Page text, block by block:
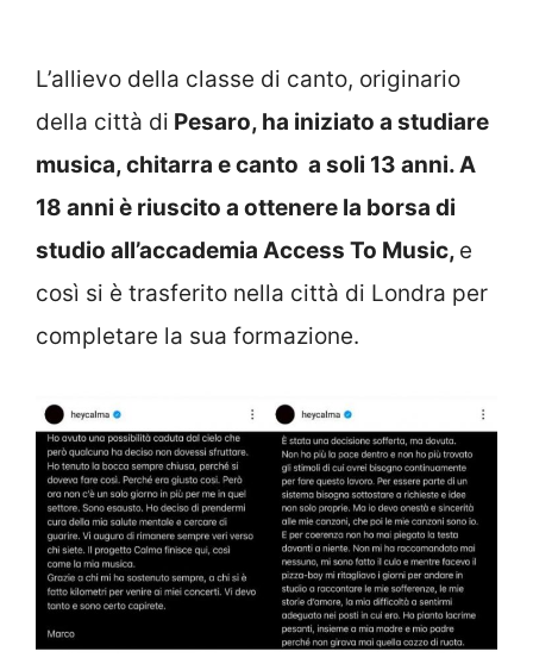
L’allievo della classe di canto, originario
della città di Pesaro, ha iniziato a studiare
musica, chitarra e canto a soli 13 anni. A
18 anni è riuscito a ottenere la borsa di
studio all’accademia Access To Music, e
così si è trasferito nella città di Londra per
completare la sua formazione.